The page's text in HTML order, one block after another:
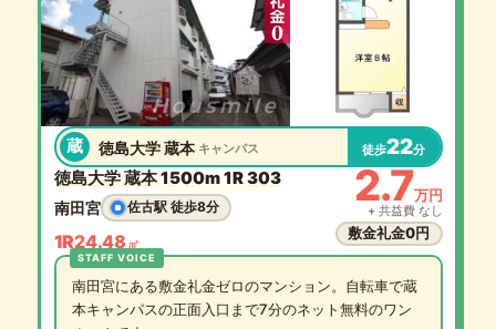
蔵 徳島大学 蔵本 キャンパス 徒歩22分
徳島大学 蔵本 1500m 1R 303
南田宮 佐古駅 徒歩8分
1R24.48 ㎡
2.7万円
+ 共益費 なし
敷金礼金0円
南田宮にある敷金礼金ゼロのマンション。自転車で蔵
本キャンパスの正面入口まで7分のネット無料のワン